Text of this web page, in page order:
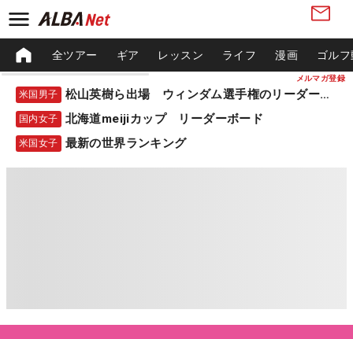
メルマガ登録
全ツアー ギア レッスン ライフ 漫画 ゴル
米国男子 松山英樹ら出場 ウィンダム選手権のリーダーボード
国内女子 北海道meijiカップ リーダーボード
米国女子 最新の世界ランキング